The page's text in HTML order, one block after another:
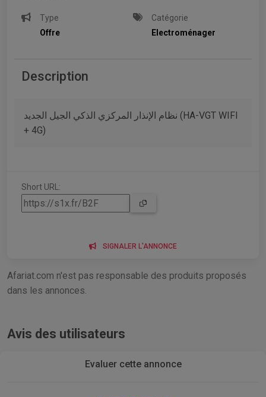
Type
Offre
Catégorie
Electroménager
Description
نظام الإنذار المركزي الذكي الجيل الجديد (HA-VGT WIFI
+ 4G)
Short URL:
SIGNALER L'ANNONCE
Afariat.com n'est pas responsable des produits proposés
dans les annonces.
Avis des utilisateurs
Evaluer cette annonce